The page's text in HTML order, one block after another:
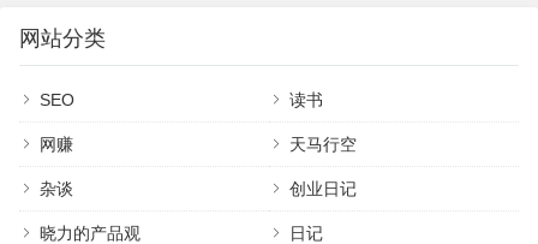
网站分类
SEO 读书
网赚 天马行空
杂谈 创业日记
晓力的产品观 日记